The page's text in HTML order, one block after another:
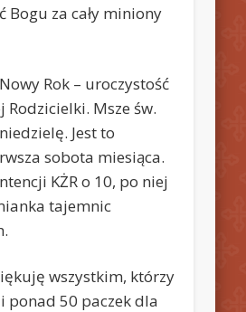
Bogu za cały miniony
Rok – uroczystość
Rodzicielki. Msze św.
Jest to
sobota miesiąca.
KŻR o 10, po niej
tajemnic
wszystkim, którzy
ponad 50 paczek dla